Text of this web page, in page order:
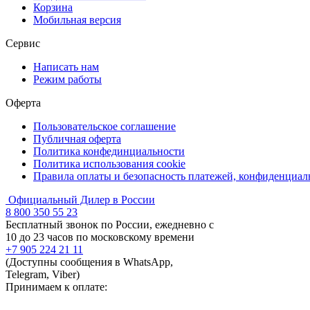
Корзина
Мобильная версия
Сервис
Написать нам
Режим работы
Оферта
Пользовательское соглашение
Публичная оферта
Политика конфединциальности
Политика использования cookie
Правила оплаты и безопасность платежей,
Официальный Дилер в России
8 800 350 55 23
Бесплатный звонок по России, ежедневно с
10 до 23 часов по московскому времени
+7 905 224 21 11
(Доступны сообщения в WhatsApp,
Telegram, Viber)
Принимаем к оплате: